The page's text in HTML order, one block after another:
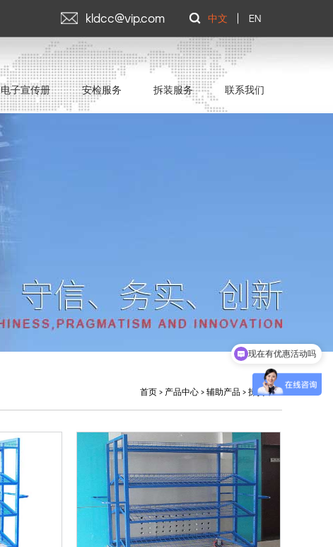
kldcc@vip.com 中文 EN
电子宣传册 安检服务 拆装服务 联系我们
首页 > 产品中心 > 辅助产品 > 拣货车
现在有优惠活动吗